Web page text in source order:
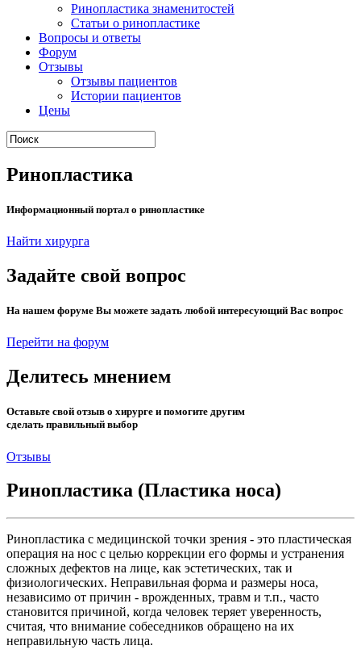
Ринопластика знаменитостей
Статьи о ринопластике
Вопросы и ответы
Форум
Отзывы
Отзывы пациентов
Истории пациентов
Цены
Ринопластика
Информационный портал о ринопластике
Найти хирурга
Задайте свой вопрос
На нашем форуме Вы можете задать любой интересующий Вас вопрос
Перейти на форум
Делитесь мнением
Оставьте свой отзыв о хирурге и помогите другим
сделать правильный выбор
Отзывы
Ринопластика (Пластика носа)
Ринопластика с медицинской точки зрения - это пластическая
операция на нос с целью коррекции его формы и устранения
сложных дефектов на лице, как эстетических, так и
физиологических. Неправильная форма и размеры носа,
независимо от причин - врожденных, травм и т.п., часто
становится причиной, когда человек теряет уверенность,
считая, что внимание собеседников обращено на их
неправильную часть лица.